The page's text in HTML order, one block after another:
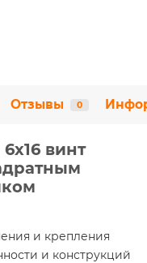
Отзывы 0
винт
и крепления
и конструкций